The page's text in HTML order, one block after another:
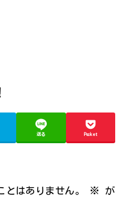
送る Pocket
とはありません。 ※
が